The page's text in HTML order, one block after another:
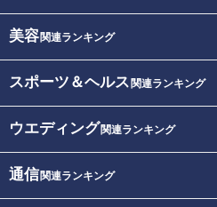
美容関連ランキング
スポーツ＆ヘルス 関連ランキング
ウエディング関連ランキング
通信関連ランキング